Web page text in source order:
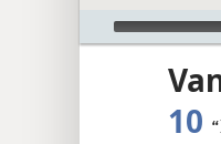
Audio Player
10